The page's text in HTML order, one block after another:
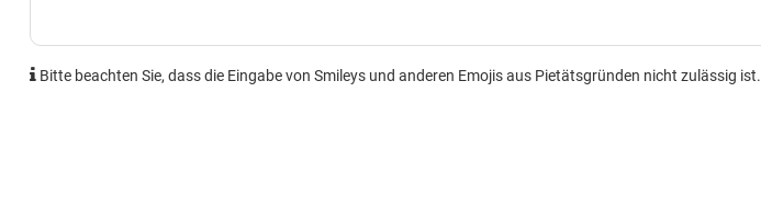
Bitte beachten Sie, dass die Eingabe von Smileys und anderen Emojis aus Pietätsgründen nicht zulässig ist.